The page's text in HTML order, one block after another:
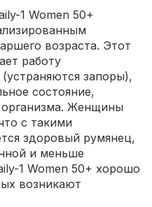
1 Women 50+
возраста. Этот
работу
запоры),
состояние,
Женщины
с такими
здоровый румянец,
и меньше
1 Women 50+ хорошо
возникают